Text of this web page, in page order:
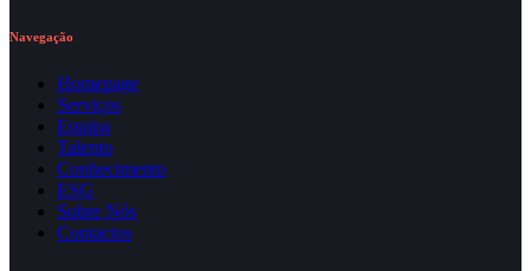
Navegação
Homepage
Serviços
Equipa
Talento
Conhecimento
ESG
Sobre Nós
Contactos